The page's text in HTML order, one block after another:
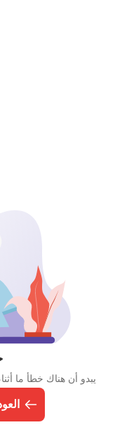
يبدو أن هناك خطأ ما